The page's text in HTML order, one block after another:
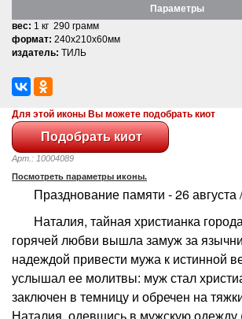
Параметры
вес: 1 кг 290 грамм
формат: 240x210x60мм
издатель: ТИЛЬ
Для этой иконы Вы можете подобрать киот
Арт.: 10004089
Посмотреть параметры иконы.
Празднование памяти - 26 августа
Наталия, тайная христианка
горячей любви вышла замуж за
надеждой привести мужа к истинной
услышал ее молитвы: муж стал
заключен в темницу и обречен на
Наталия, одевшись в мужскую